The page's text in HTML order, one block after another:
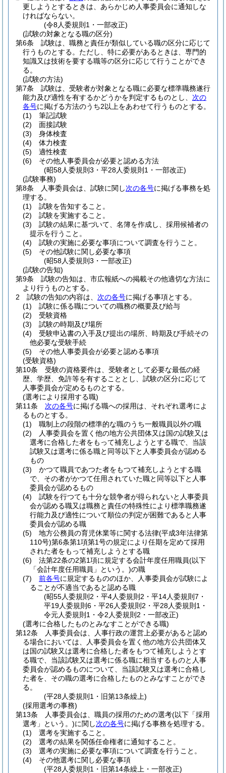
更しようとするときは、あらかじめ人事委員会に通知しな
ければならない。
(令8人委規則1・一部改正)
(試験の対象となる職の区分)
第6条
試験は、職務と責任が類似している職の区分に応じて
行うものとする。 ただし、特に必要があるときは、専門的
知識又は技術を要する職等の区分に応じて行うことができ
る。
(試験の方法)
第7条
試験は、受験者が対象となる職に必要な標準職務遂行
能力及び適性を有するかどうかを判定するものとし、 次の
各号に掲げる方法のうち2以上をあわせて行うものとする。
(1)
筆記試験
(2)
面接試験
(3)
身体検査
(4)
体力検査
(5)
適性検査
(6)
その他人事委員会が必要と認める方法
(昭58人委規則3・平28人委規則1・一部改正)
(試験事務)
第8条
人事委員会は、試験に関し次の各号に掲げる事務を処
理する。
(1)
試験を告知すること。
(2)
試験を実施すること。
(3)
試験の結果に基づいて、名簿を作成し、採用候補者の
提示を行うこと。
(4)
試験の実施に必要な事項について調査を行うこと。
(5)
その他試験に関し必要な事項
(昭58人委規則3・一部改正)
(試験の告知)
第9条
試験の告知は、市広報紙への掲載その他適切な方法に
より行うものとする。
2
試験の告知の内容は、 次の各号に掲げる事項とする。
(1)
試験に係る職についての職務の概要及び給与
(2)
受験資格
(3)
試験の時期及び場所
(4)
受験申込書の入手及び提出の場所、時期及び手続その
他必要な受験手続
(5)
その他人事委員会が必要と認める事項
(受験資格)
第10条
受験の資格要件は、受験者として必要な最低の経
歴、学歴、免許等を有することとし、試験の区分に応じて
人事委員会が定めるものとする。
(選考により採用する職)
第11条
次の各号に掲げる職への採用は、それぞれ選考によ
るものとする。
(1)
職制上の段階の標準的な職のうち一般職員以外の職
(2)
人事委員会を置く他の地方公共団体又は国の試験又は
選考に合格した者をもって補充しようとする職で、当該
試験又は選考に係る職と同等以下と人事委員会が認める
もの
(3)
かつて職員であつた者をもつて補充しようとする職
で、その者がかつて任用されていた職と同等以下と人事
委員会が認めるもの
(4)
試験を行つても十分な競争者が得られないと人事委員
会が認める職又は職務と責任の特殊性により標準職務遂
行能力及び適性について順位の判定が困難であると人事
委員会が認める職
(5)
地方公務員の育児休業等に関する法律(平成3年法律第
110号)第6条第1項第1号の規定により任期を定めて採用
された者をもって補充しようとする職
(6)
法第22条の2第1項に規定する会計年度任用職員(以下
「会計年度任用職員」という。)の職
(7)
前各号に規定するもののほか、人事委員会が試験によ
ることが不適当であると認める職
(昭55人委規則2・平4人委規則2・平14人委規則7・
平19人委規則6・平26人委規則2・平28人委規則1・
令元人委規則1・令2人委規則2・一部改正)
(選考に合格したものとみなすことができる職)
第12条
人事委員会は、人事行政の運営上必要があると認め
る場合においては、人事委員会を置く他の地方公共団体又
は国の試験又は選考に合格した者をもつて補充しようとす
る職で、当該試験又は選考に係る職に相当するものと人事
委員会が認めるものについて、当該試験又は選考に合格し
た者を、その職の選考に合格したものとみなすことができ
る。
(平28人委規則1・旧第13条繰上)
(採用選考の事務)
第13条
人事委員会は、職員の採用のための選考(以下「採用
選考」という。)に関し次の各号に掲げる事務を処理する。
(1)
選考を実施すること。
(2)
選考の結果を関係任命権者に通知すること。
(3)
選考の実施に必要な事項について調査を行うこと。
(4)
その他選考に関し必要な事項
(平28人委規則1・旧第14条繰上・一部改正)